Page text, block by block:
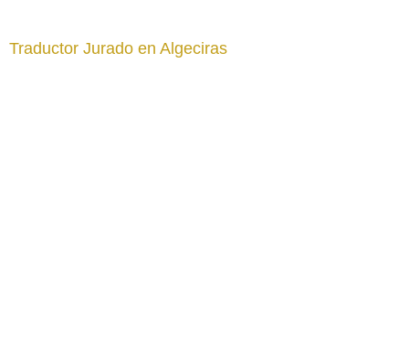
Traductor Jurado en Algeciras